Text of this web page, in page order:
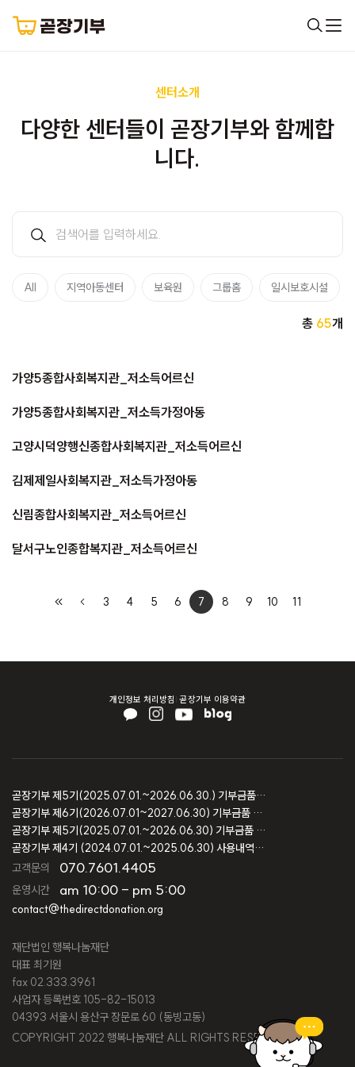
센터소개
다양한 센터들이 곧장기부와 함께합
니다.
All 지역아동센터 보육원 그룹홈 일시보호시설
총 65개
가양5종합사회복지관_저소득어르신
가양5종합사회복지관_저소득가정아동
고양시덕양행신종합사회복지관_저소득어르신
김제제일사회복지관_저소득가정아동
신림종합사회복지관_저소득어르신
달서구노인종합복지관_저소득어르신
3 4 5 6 7 8 9 10 11
개인정보 처리방침 곧장기부 이용약관
고객문의 070.7601.4405
운영시간 am 10:00 - pm 5:00
contact@thedirectdonation.org
재단법인 행복나눔재단
대표 최기원
fax 02.333.3961
사업자 등록번호 105-82-15013
04393 서울시 용산구 장문로 60 (동빙고동)
COPYRIGHT 2022 행복나눔재단 ALL RIGHTS RESERVED.
곧장기부 제5기(2025.07.01.~2026.06.30.) 기부금품 모집결과 보고
곧장기부 제6기(2026.07.01~2027.06.30) 기부금품 모집등록 보고
곧장기부 제5기(2025.07.01.~2026.06.30) 기부금품 모집등록 보고
곧장기부 제4기 (2024.07.01.~2025.06.30) 사용내역 및 회계감사 보고